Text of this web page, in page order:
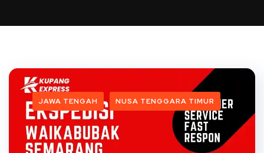
JAWA TENGAH NUSA TENGGARA TIMUR